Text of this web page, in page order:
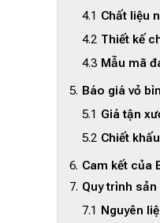
Chất liệu
Thiết kế
Mẫu mã
Báo giá vỏ
Giá tận
Chiết
Cam kết của
Quy trình sản
Nguyên